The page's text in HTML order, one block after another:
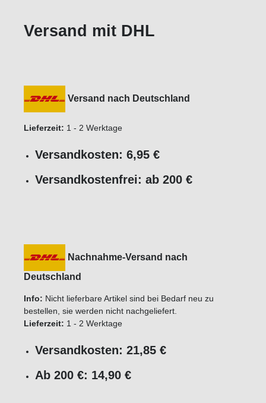
Versand mit DHL
Versand nach Deutschland
Lieferzeit: 1 - 2 Werktage
Versandkosten: 6,95 €
Versandkostenfrei: ab 200 €
Nachnahme-Versand nach
Deutschland
Info: Nicht lieferbare Artikel sind bei Bedarf neu zu
bestellen, sie werden nicht nachgeliefert.
Lieferzeit: 1 - 2 Werktage
Versandkosten: 21,85 €
Ab 200 €: 14,90 €